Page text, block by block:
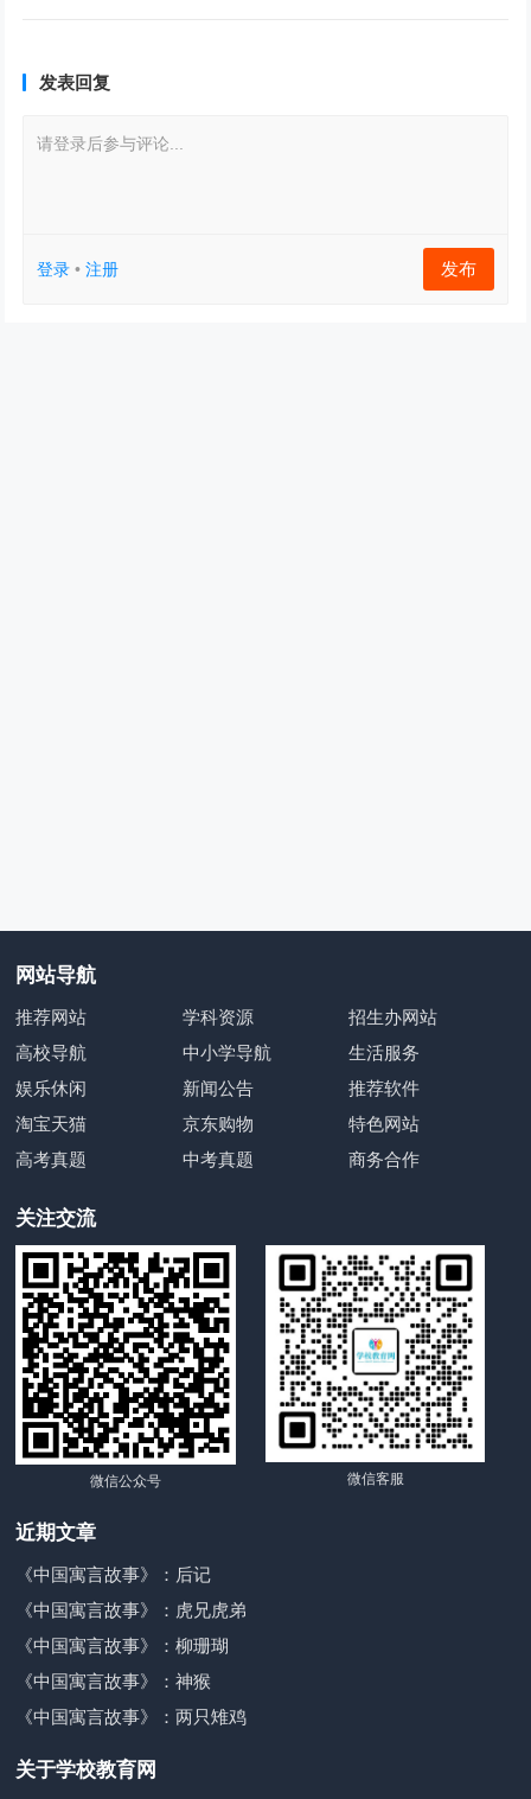
发表回复
请登录后参与评论...
登录 •注册 发布
网站导航
推荐网站 学科资源
招生办网站
高校导航
中小学导航
生活服务
娱乐休闲
新闻公告
推荐软件
淘宝天猫
京东购物
特色网站
高考真题
中考真题 商务合作
关注交流
微信公众号 微信客服
近期文章
《中国寓言故事》：后记
《中国寓言故事》：虎兄虎弟
《中国寓言故事》：柳珊瑚
《中国寓言故事》：神猴
《中国寓言故事》：两只雉鸡
关于学校教育网